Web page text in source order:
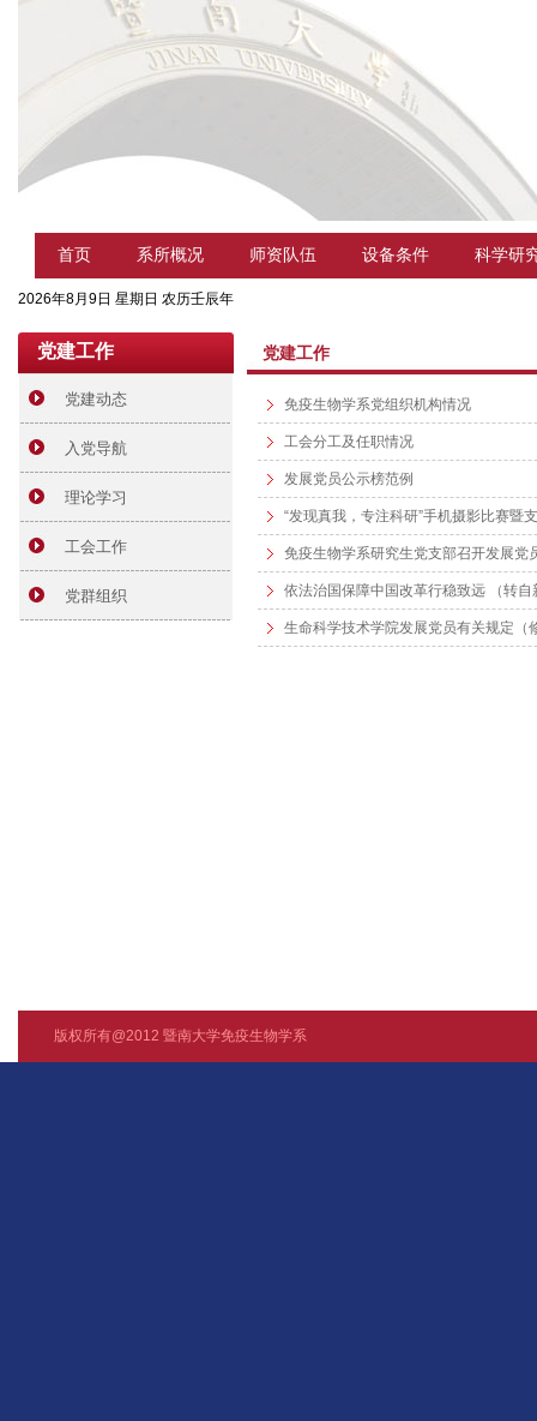
首页 系所概况 师资队伍 设备条件 科学研
2026年8月9日 星期日 农历壬辰年
党建工作
党建动态
入党导航
理论学习
工会工作
党群组织
党建工作
免疫生物学系党组织机构情况
工会分工及任职情况
发展党员公示榜范例
“发现真我，专注科研”手机摄影比赛暨
免疫生物学系研究生党支部召开发展党
依法治国保障中国改革行稳致远 （转自
生命科学技术学院发展党员有关规定（
版权所有@2012 暨南大学免疫生物学系